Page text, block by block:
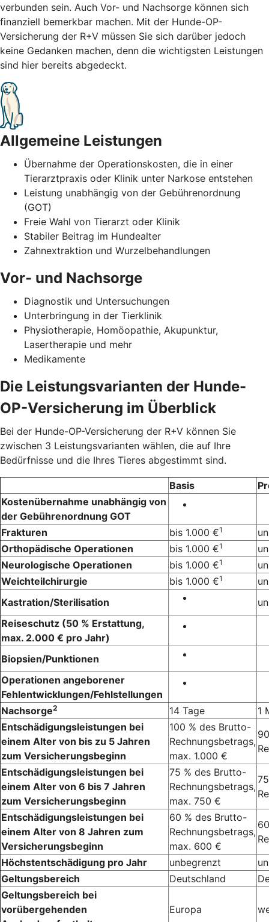
verbunden sein. Auch Vor- und Nachsorge können sich
finanziell bemerkbar machen. Mit der Hunde-OP-
Versicherung der R+V müssen Sie sich darüber jedoch
keine Gedanken machen, denn die wichtigsten Leistungen
sind hier bereits abgedeckt.
Allgemeine Leistungen
Übernahme der Operationskosten, die in einer
Tierarztpraxis oder Klinik unter Narkose entstehen
Leistung unabhängig von der Gebührenordnung
(GOT)
Freie Wahl von Tierarzt oder Klinik
Stabiler Beitrag im Hundealter
Zahnextraktion und Wurzelbehandlungen
Vor- und Nachsorge
Diagnostik und Untersuchungen
Unterbringung in der Tierklinik
Physiotherapie, Homöopathie, Akupunktur,
Lasertherapie und mehr
Medikamente
Die Leistungsvarianten der Hunde-
OP-Versicherung im Überblick
Bei der Hunde-OP-Versicherung der R+V können Sie
zwischen 3 Leistungsvarianten wählen, die auf Ihre
Bedürfnisse und die Ihres Tieres abgestimmt sind.
Basis
Kostenübernahme unabhängig von
der Gebührenordnung GOT
Frakturen
bis 1.000 €1
Orthopädische Operationen
bis 1.000 €1
Neurologische Operationen
bis 1.000 €1
Weichteilchirurgie
bis 1.000 €1
Kastration/Sterilisation
Reiseschutz (50 % Erstattung,
max. 2.000 € pro Jahr)
Biopsien/Punktionen
Operationen angeborener
Fehlentwicklungen/Fehlstellungen
Nachsorge2 14 Tage
1
Entschädigungsleistungen bei
einem Alter von bis zu 5 Jahren
zum Versicherungsbeginn
100 % des Brutto-
Rechnungsbetrags,
max. 1.000 €
Entschädigungsleistungen bei
einem Alter von 6 bis 7 Jahren
zum Versicherungsbeginn
75 % des Brutto-
Rechnungsbetrags,
max. 750 €
Entschädigungsleistungen bei
einem Alter von 8 Jahren zum
Versicherungsbeginn
60 % des Brutto-
Rechnungsbetrags,
max. 600 €
Höchstentschädigung pro Jahr
unbegrenzt
Geltungsbereich
Deutschland
Geltungsbereich bei
vorübergehenden
Europa